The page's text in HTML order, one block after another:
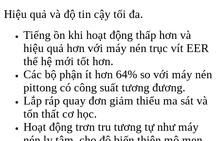
Hiệu quả và độ tin cậy tối đa.
Tiếng ồn khi hoạt động thấp hơn và
hiệu quả hơn với máy nén trục vít EER
thế hệ mới tốt hơn.
Các bộ phận ít hơn 64% so với máy nén
pittong có công suất tương đương.
Lắp ráp quay đơn giảm thiểu ma sát và
tổn thất cơ học.
Hoạt động trơn tru tương tự như máy